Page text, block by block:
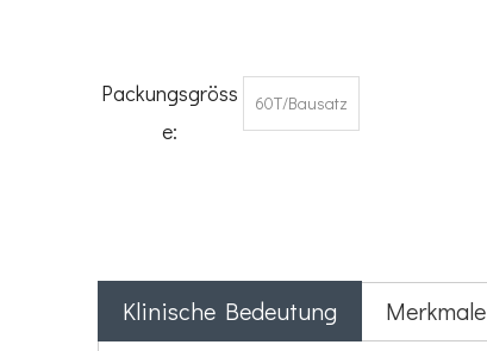
Packungsgröss
e:
60T/Bausatz
Klinische Bedeutung Merkmale